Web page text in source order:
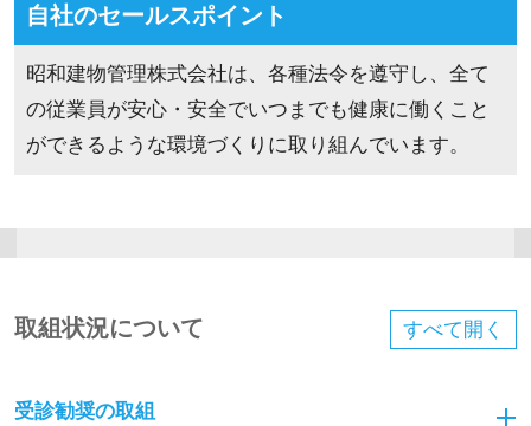
自社のセールスポイント
昭和建物管理株式会社は、各種法令を遵守し、全て
の従業員が安心・安全でいつまでも健康に働くこと
ができるような環境づくりに取り組んでいます。
すべて 開く
取組状況について
受診勧奨の取組